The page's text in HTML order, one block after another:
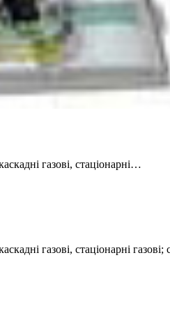
газові, стаціонарні…
газові, стаціонарні